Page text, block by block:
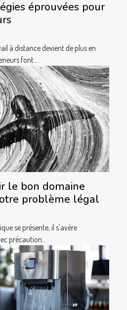
éprouvées pour
à distance devient de plus en
font...
le bon domaine
problème légal
se présente, il s'avère
précaution...